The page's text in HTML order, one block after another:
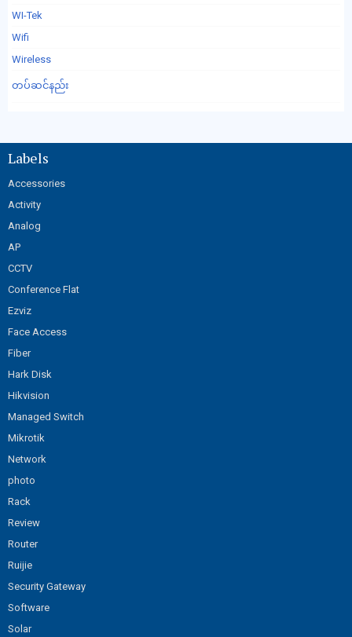
WI-Tek
Wifi
Wireless
တပ်ဆင်နည်း
Labels
Accessories
Activity
Analog
AP
CCTV
Conference Flat
Ezviz
Face Access
Fiber
Hark Disk
Hikvision
Managed Switch
Mikrotik
Network
photo
Rack
Review
Router
Ruijie
Security Gateway
Software
Solar